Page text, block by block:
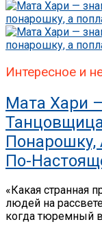
Интересное и
Мата Хари
Понарошку,
По-
«Какая странная
людей на
когда тюремный